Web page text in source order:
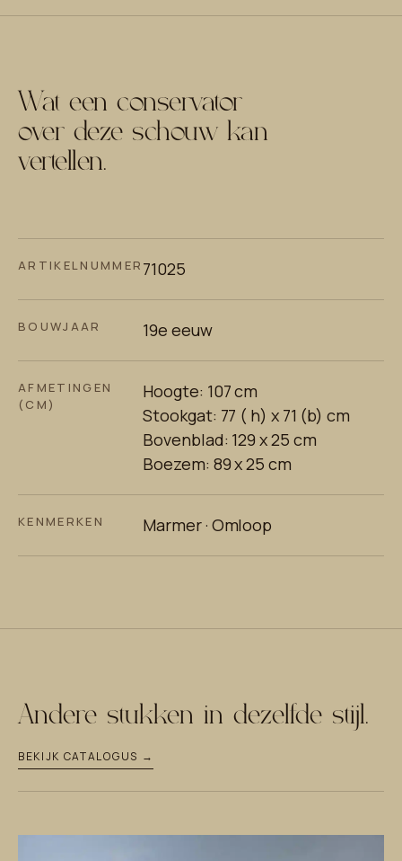
Wat een conservator
over deze schouw kan
vertellen.
ARTIKELNUMMER 71025
BOUWJAAR 19e eeuw
AFMETINGEN
(CM)
Hoogte: 107 cm
Stookgat: 77 ( h) x 71 (b) cm
Bovenblad: 129 x 25 cm
Boezem: 89 x 25 cm
KENMERKEN Marmer · Omloop
Andere stukken in dezelfde stijl.
BEKIJK CATALOGUS →